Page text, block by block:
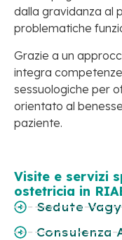
dalla gravidanza al
problematiche
Grazie a un
integra
sessuologiche per
orientato al
paziente.
Visite e servizi
ostetricia in
Sedute
Consulenza